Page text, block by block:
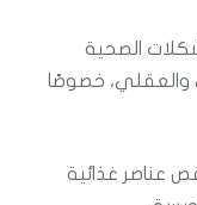
الصحية
والعقلي، خصوصًا
عناصر غذائية